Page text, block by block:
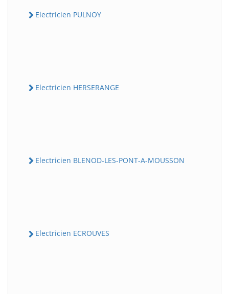
Electricien PULNOY
Electricien HERSERANGE
Electricien BLENOD-LES-PONT-A-MOUSSON
Electricien ECROUVES